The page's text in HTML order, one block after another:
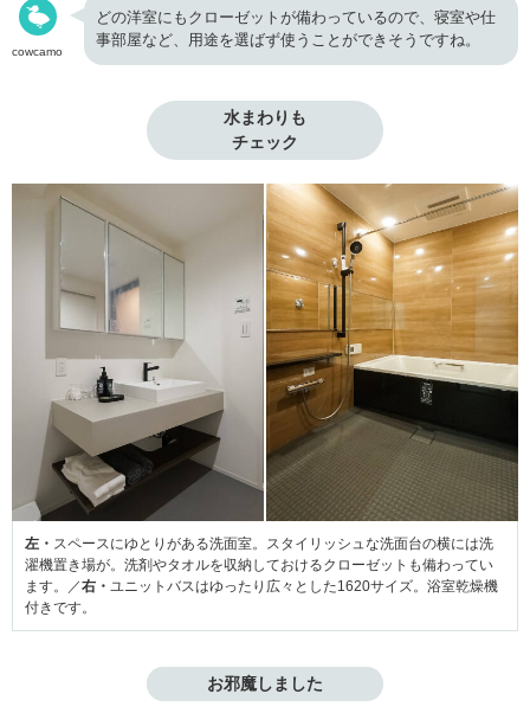
cowcamo
どの洋室にもクローゼットが備わっているので、寝室や仕
事部屋など、用途を選ばず使うことができそうですね。
水まわりも
チェック
左・ スペースにゆとりがある洗面室。スタイリッシュな洗面台の横には洗
濯機置き場が。洗剤やタオルを収納しておけるクローゼットも備わってい
ます。／右・ ユニットバスはゆったり広々とした1620サイズ。浴室乾燥機
付きです。
お邪魔しました